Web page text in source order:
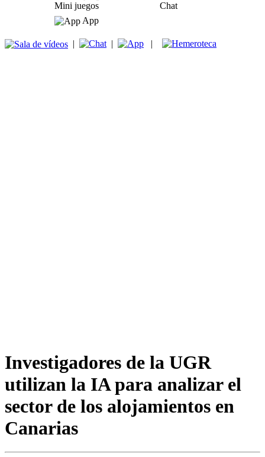
Mini juegos
Chat
App
| | |
Investigadores de la UGR
utilizan la IA para analizar el
sector de los alojamientos en
Canarias